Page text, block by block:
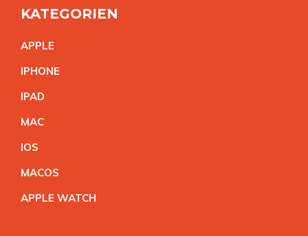
KATEGORIEN
APPLE
IPHONE
IPAD
MAC
IOS
MACOS
APPLE WATCH